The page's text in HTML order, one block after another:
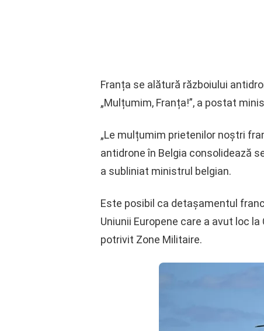
Franța se alătură războiului
„Mulțumim, Franța!”, a postat
„Le mulțumim prietenilor noștri
antidrone în Belgia consolidează
a subliniat ministrul belgian.
Este posibil ca detașamentul
Uniunii Europene care a avut loc
potrivit Zone Militaire.